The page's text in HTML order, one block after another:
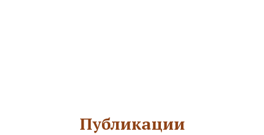
Публикации